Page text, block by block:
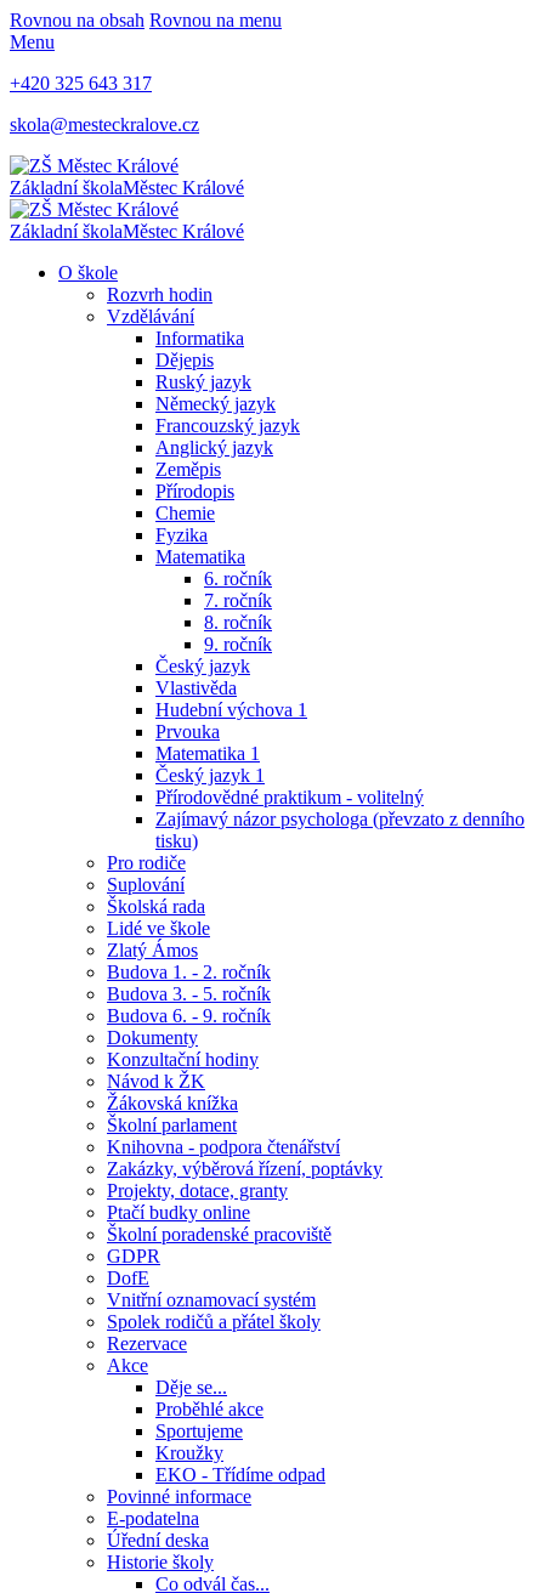
Rovnou na obsah Rovnou na menu
Menu
+420 325 643 317
skola@mesteckralove.cz
Základní školaMěstec Králové
Základní školaMěstec Králové
O škole
Rozvrh hodin
Vzdělávání
Informatika
Dějepis
Ruský jazyk
Německý jazyk
Francouzský jazyk
Anglický jazyk
Zeměpis
Přírodopis
Chemie
Fyzika
Matematika
6. ročník
7. ročník
8. ročník
9. ročník
Český jazyk
Vlastivěda
Hudební výchova 1
Prvouka
Matematika 1
Český jazyk 1
Přírodovědné praktikum - volitelný
Zajímavý názor psychologa (převzato z denního
tisku)
Pro rodiče
Suplování
Školská rada
Lidé ve škole
Zlatý Ámos
Budova 1. - 2. ročník
Budova 3. - 5. ročník
Budova 6. - 9. ročník
Dokumenty
Konzultační hodiny
Návod k ŽK
Žákovská knížka
Školní parlament
Knihovna - podpora čtenářství
Zakázky, výběrová řízení, poptávky
Projekty, dotace, granty
Ptačí budky online
Školní poradenské pracoviště
GDPR
DofE
Vnitřní oznamovací systém
Spolek rodičů a přátel školy
Rezervace
Akce
Děje se...
Proběhlé akce
Sportujeme
Kroužky
EKO - Třídíme odpad
Povinné informace
E-podatelna
Úřední deska
Historie školy
Co odvál čas...